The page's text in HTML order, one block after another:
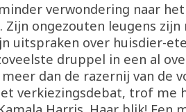
verwondering naar het
Zijn ongezouten leugens zijn
uitspraken over huisdier-
druppel in een al
dan de razernij van de
verkiezingsdebat, trof me